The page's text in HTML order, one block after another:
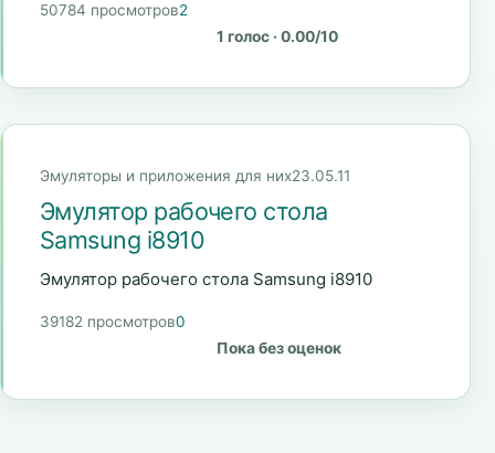
50784 просмотров2
1 голос · 0.00/10
Эмуляторы и приложения для них23.05.11
Эмулятор рабочего стола
Samsung i8910
Эмулятор рабочего стола Samsung i8910
39182 просмотров0
Пока без оценок